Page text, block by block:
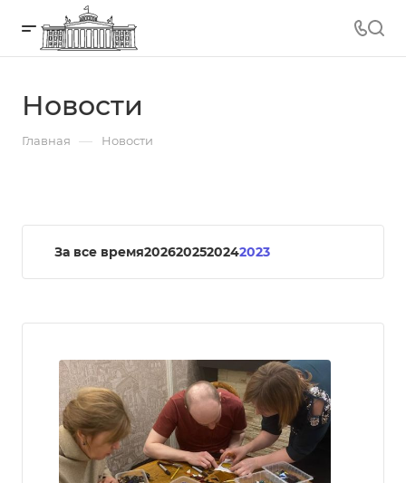
Новости
Главная — Новости
За все время2026202520242023